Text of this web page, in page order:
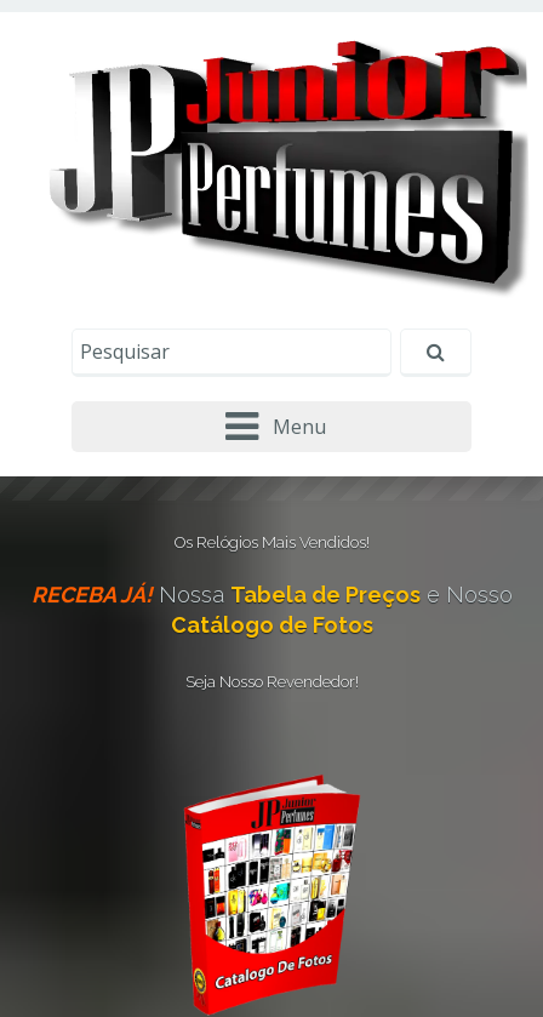
Menu
Os Relógios Mais Vendidos!
RECEBA JÁ!Nossa Tabela de Preçose Nosso
Catálogo de Fotos
Seja Nosso Revendedor!
para lembrar e entender como você usa nosso
site, analisar seu uso de nossos produtos e
serviços, ajudar com nossos esforços de
marketing e fornecer conteúdo de terceiros. Leia
Política de Cookies e Privacidade
Eu aceito